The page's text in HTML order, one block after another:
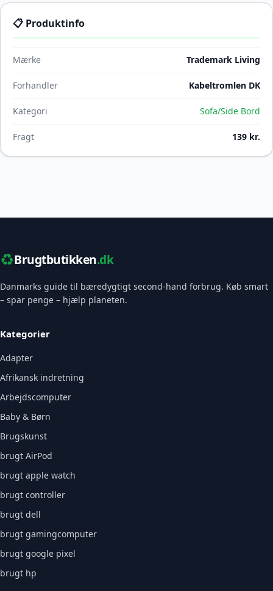
📋 Produktinfo
Mærke Trademark Living
Forhandler Kabeltromlen DK
Kategori Sofa/Side Bord
Fragt 139 kr.
♻️Brugtbutikken.dk
Danmarks guide til bæredygtigt second-hand forbrug. Køb smart
– spar penge – hjælp planeten.
Kategorier
Adapter
Afrikansk indretning
Arbejdscomputer
Baby & Børn
Brugskunst
brugt AirPod
brugt apple watch
brugt controller
brugt dell
brugt gamingcomputer
brugt google pixel
brugt hp